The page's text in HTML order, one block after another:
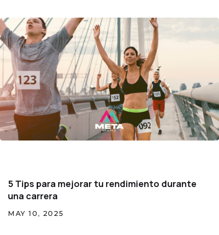
5 Tips para mejorar tu rendimiento durante
una carrera
MAY 10, 2025